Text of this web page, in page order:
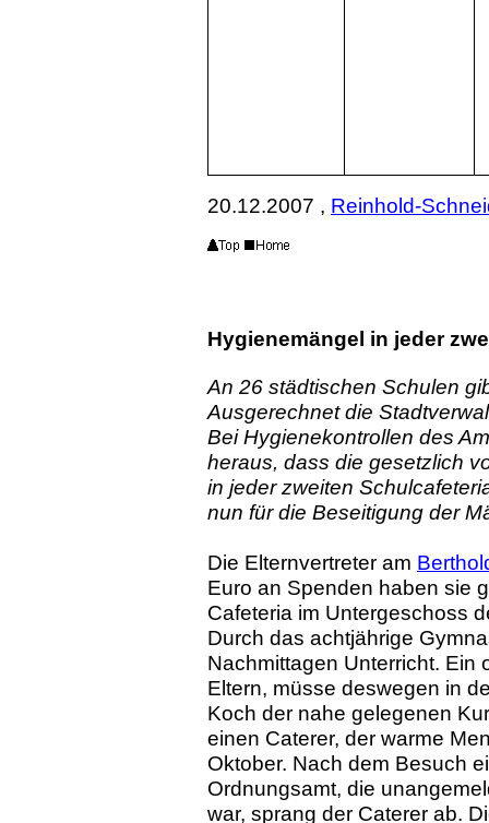
20.12.2007 , Reinhold-
Hygienemängel in jeder
An 26 städtischen Schulen
Ausgerechnet die
Bei Hygienekontrollen des
heraus, dass die gesetzlich
in jeder zweiten
nun für die Beseitigung der
Die Elternvertreter am
Euro an Spenden haben sie
Cafeteria im Untergeschoss
Durch das achtjährige
Nachmittagen Unterricht. Ein
Eltern, müsse deswegen in
Koch der nahe gelegenen
einen Caterer, der warme
Oktober. Nach dem Besuch
Ordnungsamt, die
war, sprang der Caterer ab.